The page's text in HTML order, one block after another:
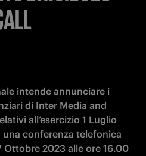
intende annunciare i
di Inter Media and
all’esercizio 1 Luglio
conferenza telefonica
Ottobre 2023 alle ore 16.00